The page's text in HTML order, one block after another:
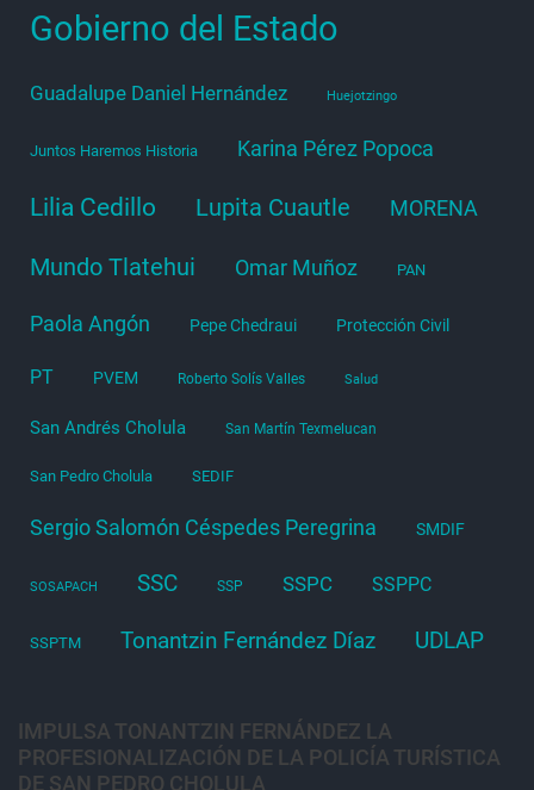
Gobierno del Estado
Guadalupe Daniel Hernández Huejotzingo
Juntos Haremos Historia Karina Pérez Popoca
Lilia Cedillo Lupita Cuautle MORENA
Mundo Tlatehui Omar Muñoz PAN
Paola Angón Pepe Chedraui Protección Civil
PT PVEM Roberto Solís Valles Salud
San Andrés Cholula San Martín Texmelucan
San Pedro Cholula SEDIF
Sergio Salomón Céspedes Peregrina SMDIF
SOSAPACH SSC SSP SSPC SSPPC
SSPTM Tonantzin Fernández Díaz UDLAP
IMPULSA TONANTZIN FERNÁNDEZ LA
PROFESIONALIZACIÓN DE LA POLICÍA TURÍSTICA
DE SAN PEDRO CHOLULA